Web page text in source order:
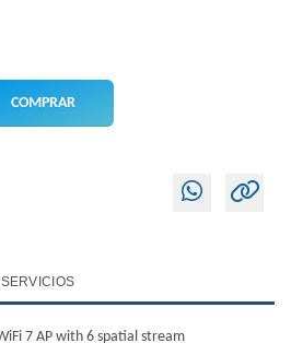
7 AP with 6 spatial stream